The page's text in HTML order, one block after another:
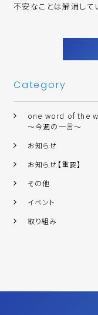
不安なことは解消して
Category
one word of the
～今週の一言～
お知らせ
お知らせ【重要】
その他
イベント
取り組み